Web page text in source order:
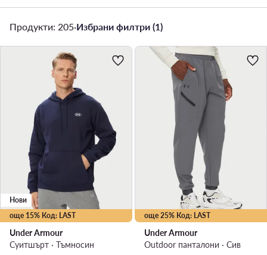
Продукти: 205·Избрани филтри (1)
още 15% Код: LAST
Нови
Under Armour
Суитшърт · Тъмносин
още 25% Код: LAST
Under Armour
Outdoor панталони · Сив